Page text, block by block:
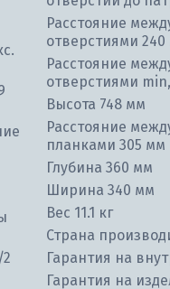
Расстояние
отверстиями
Расстояние
отверстиями
Высота 748 мм
Расстояние
планками 305 мм
Глубина 360 мм
Ширина 340 мм
Вес 11.1 кг
Страна
Гарантия на
Гарантия на